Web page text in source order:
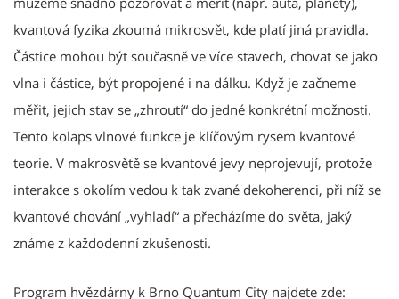
kvantová fyzika zkoumá mikrosvět, kde platí jiná pravidla.
Částice mohou být současně ve více stavech, chovat se jako
vlna i částice, být propojené i na dálku. Když je začneme
měřit, jejich stav se „zhroutí“ do jedné konkrétní možnosti.
Tento kolaps vlnové funkce je klíčovým rysem kvantové
teorie. V makrosvětě se kvantové jevy neprojevují, protože
interakce s okolím vedou k tak zvané dekoherenci, při níž se
kvantové chování „vyhladí“ a přecházíme do světa, jaký
známe z každodenní zkušenosti.
Program hvězdárny k Brno Quantum City najdete zde: